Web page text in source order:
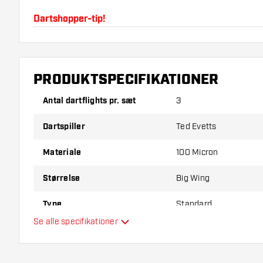
Dartshopper-tip!
Sørg for, at du har masser af flights og shafts på
beskadiget eller knækket ved brug.
for at finde ud af, hvilken der passer bedst til dig!
PRODUKTSPECIFIKATIONER
Antal dartflights pr. sæt 3
Dartspiller Ted Evetts
Materiale 100 Micron
Størrelse Big Wing
Type Standard
Se alle specifikationer